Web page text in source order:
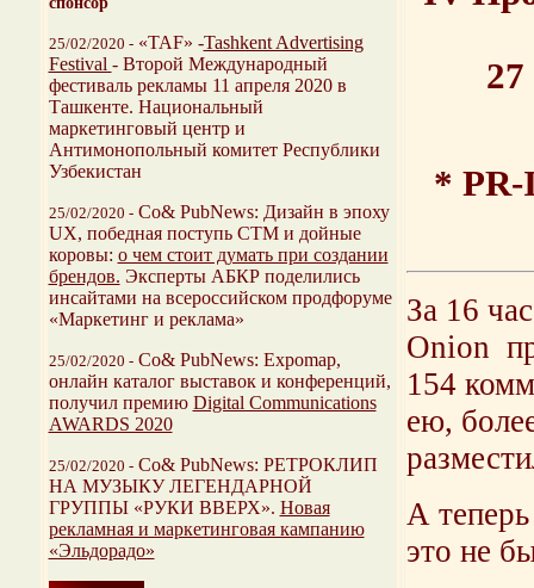
25/02/2020 - «TAF» -Tashkent Advertising
Festival - Второй Международный
фестиваль рекламы 11 апреля 2020 в
Ташкенте. Национальный
маркетинговый центр и
Антимонопольный комитет Республики
Узбекистан
25/02/2020 -Со& PubNews: Дизайн в эпоху
UX, победная поступь СТМ и дойные
коровы: о чем стоит думать при создании
брендов. Эксперты АБКР поделились
инсайтами на всероссийском продфоруме
«Маркетинг и реклама»
25/02/2020 -Со& PubNews: Expomap,
онлайн каталог выставок и конференций,
получил премию Digital Communications
AWARDS 2020
25/02/2020 -Со& PubNews: РЕТРОКЛИП
НА МУЗЫКУ ЛЕГЕНДАРНОЙ
ГРУППЫ «РУКИ ВВЕРХ». Новая
рекламная и маркетинговая кампанию
«Эльдорадо»
*
За 16
Onion
154
ею,
А
это не